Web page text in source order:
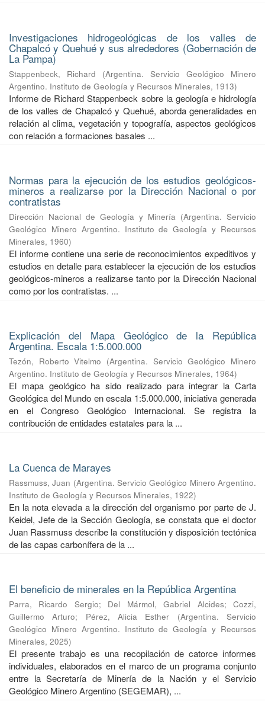
Investigaciones hidrogeológicas de los valles de
Chapalcó y Quehué y sus alrededores (Gobernación de
La Pampa)
Stappenbeck, Richard (Argentina. Servicio Geológico Minero
Argentino. Instituto de Geología y Recursos Minerales, 1913)
Informe de Richard Stappenbeck sobre la geología e hidrología
de los valles de Chapalcó y Quehué, aborda generalidades en
relación al clima, vegetación y topografía, aspectos geológicos
con relación a formaciones basales ...
Normas para la ejecución de los estudios geológicos-
mineros a realizarse por la Dirección Nacional o por
contratistas
Dirección Nacional de Geología y Minería (Argentina. Servicio
Geológico Minero Argentino. Instituto de Geología y Recursos
Minerales, 1960)
El informe contiene una serie de reconocimientos expeditivos y
estudios en detalle para establecer la ejecución de los estudios
geológicos-mineros a realizarse tanto por la Dirección Nacional
como por los contratistas. ...
Explicación del Mapa Geológico de la República
Argentina. Escala 1:5.000.000
Tezón, Roberto Vitelmo (Argentina. Servicio Geológico Minero
Argentino. Instituto de Geología y Recursos Minerales, 1964)
El mapa geológico ha sido realizado para integrar la Carta
Geológica del Mundo en escala 1:5.000.000, iniciativa generada
en el Congreso Geológico Internacional. Se registra la
contribución de entidades estatales para la ...
La Cuenca de Marayes
Rassmuss, Juan (Argentina. Servicio Geológico Minero Argentino.
Instituto de Geología y Recursos Minerales, 1922)
En la nota elevada a la dirección del organismo por parte de J.
Keidel, Jefe de la Sección Geología, se constata que el doctor
Juan Rassmuss describe la constitución y disposición tectónica
de las capas carbonífera de la ...
El beneficio de minerales en la República Argentina
Parra, Ricardo Sergio; Del Mármol, Gabriel Alcides;Cozzi,
Guillermo Arturo; Pérez, Alicia Esther (Argentina. Servicio
Geológico Minero Argentino. Instituto de Geología y Recursos
Minerales, 2025)
El presente trabajo es una recopilación de catorce informes
individuales, elaborados en el marco de un programa conjunto
entre la Secretaría de Minería de la Nación y el Servicio
Geológico Minero Argentino (SEGEMAR), ...